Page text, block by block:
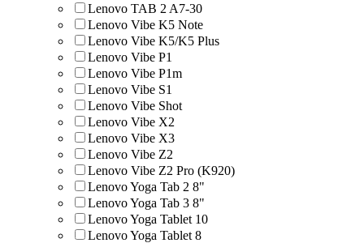
Lenovo TAB 2 A7-30
Lenovo Vibe K5 Note
Lenovo Vibe K5/K5 Plus
Lenovo Vibe P1
Lenovo Vibe P1m
Lenovo Vibe S1
Lenovo Vibe Shot
Lenovo Vibe X2
Lenovo Vibe X3
Lenovo Vibe Z2
Lenovo Vibe Z2 Pro (K920)
Lenovo Yoga Tab 2 8"
Lenovo Yoga Tab 3 8"
Lenovo Yoga Tablet 10
Lenovo Yoga Tablet 8